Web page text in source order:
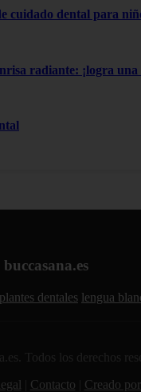
cuidado dental para
radiante: ¡logra una
buccasana.es
dentales lengua
Todos los derechos
Contacto Creado